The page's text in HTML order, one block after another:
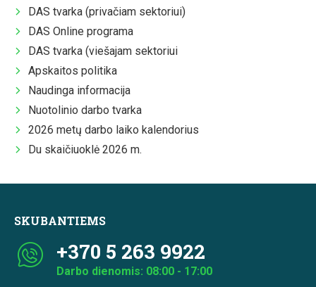
DAS tvarka (privačiam sektoriui)
DAS Online programa
DAS tvarka (viešajam sektoriui
Apskaitos politika
Naudinga informacija
Nuotolinio darbo tvarka
2026 metų darbo laiko kalendorius
Du skaičiuoklė 2026 m.
SKUBANTIEMS
+370 5 263 9922
Darbo dienomis: 08:00 - 17:00